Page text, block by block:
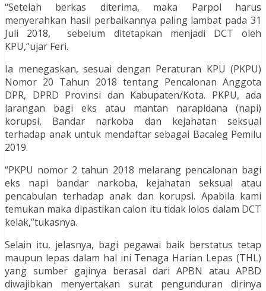
“Setelah berkas diterima, maka Parpol harus
menyerahkan hasil perbaikannya paling lambat pada 31
Juli 2018, sebelum ditetapkan menjadi DCT oleh
KPU,”ujar Feri.
Ia menegaskan, sesuai dengan Peraturan KPU (PKPU)
Nomor 20 Tahun 2018 tentang Pencalonan Anggota
DPR, DPRD Provinsi dan Kabupaten/Kota. PKPU, ada
larangan bagi eks atau mantan narapidana (napi)
korupsi, Bandar narkoba dan kejahatan seksual
terhadap anak untuk mendaftar sebagai Bacaleg Pemilu
2019.
“PKPU nomor 2 tahun 2018 melarang pencalonan bagi
eks napi bandar narkoba, kejahatan seksual atau
pencabulan terhadap anak dan korupsi. Apabila kami
temukan maka dipastikan calon itu tidak lolos dalam DCT
kelak,”tukasnya.
Selain itu, jelasnya, bagi pegawai baik berstatus tetap
maupun lepas dalam hal ini Tenaga Harian Lepas (THL)
yang sumber gajinya berasal dari APBN atau APBD
diwajibkan menyertakan surat pengunduran dirinya